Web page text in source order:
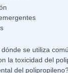
se utiliza
la ‍toxicidad ‍del
del⁢